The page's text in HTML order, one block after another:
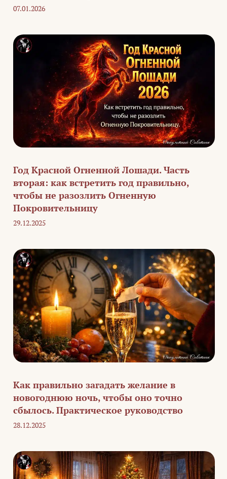
07.01.2026
Год Красной Огненной Лошади. Часть
вторая: как встретить год правильно,
чтобы не разозлить Огненную
Покровительницу
29.12.2025
Как правильно загадать желание в
новогоднюю ночь, чтобы оно точно
сбылось. Практическое руководство
28.12.2025